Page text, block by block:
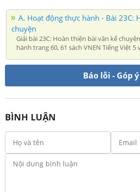
A. Hoạt động thực hành - Bài 23C:
chuyện
Giải bài 23C: Hoàn thiện bài văn kể
hành trang 60, 61 sách VNEN Tiếng Việt 5
Báo lỗi - Góp ý
BÌNH LUẬN